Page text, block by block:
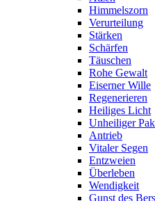
Himmelszorn
Verurteilung
Stärken
Schärfen
Täuschen
Rohe Gewalt
Eiserner Wille
Regenerieren
Heiliges Licht
Unheiliger
Antrieb
Vitaler Segen
Entzweien
Überleben
Wendigkeit
Gunst des